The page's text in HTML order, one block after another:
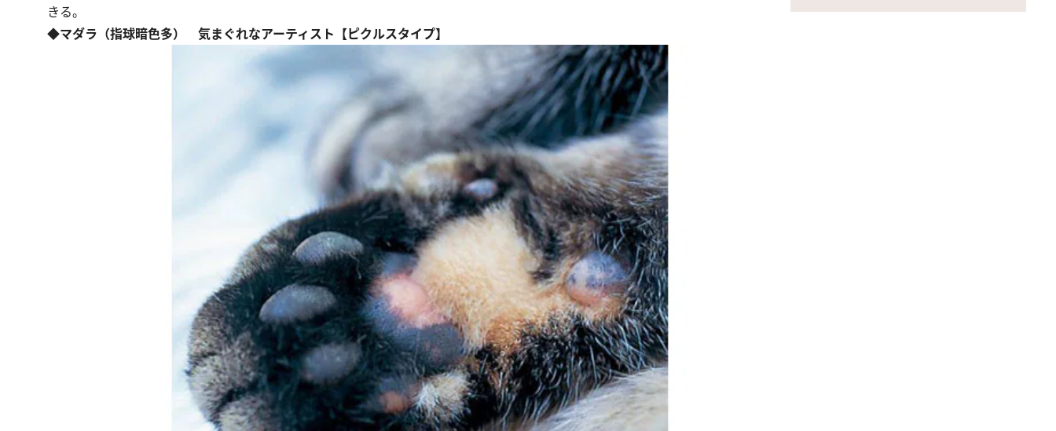
きる。
◆マダラ（指球暗色多） 気まぐれなアーティスト【ピクルスタイプ】